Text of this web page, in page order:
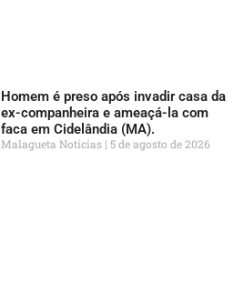
Homem é preso após invadir casa da
ex-companheira e ameaçá-la com
faca em Cidelândia (MA).
Malagueta Notícias 5 de agosto de 2026